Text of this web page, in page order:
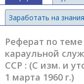
Заработать на
Реферат по
караульной
ССР : (С изм. и
1 марта 1960 г.)